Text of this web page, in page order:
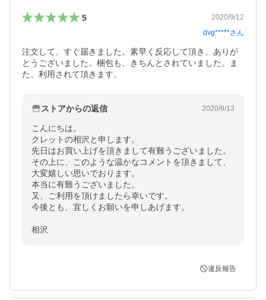
5
2020/9/12
dvg*****さん
注文して、すぐ届きました。素早く反応して頂き、ありが
とうございました。梱包も、きちんとされていました。ま
た、利用されて頂きます。
ストアからの返信 2020/9/13
こんにちは。
クレットの相沢と申します。
先日はお買い上げを頂きまして有難うございました。
その上に、このような温かなコメントを頂きまして、
大変嬉しい思いでおります。
本当に有難うございました。
又、ご利用を頂けましたら幸いです。
今後とも、宜しくお願いを申しあげます。
相沢
違反報告